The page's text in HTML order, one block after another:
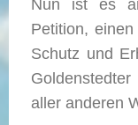
Nun ist es
Petition,
Schutz und
aller anderen